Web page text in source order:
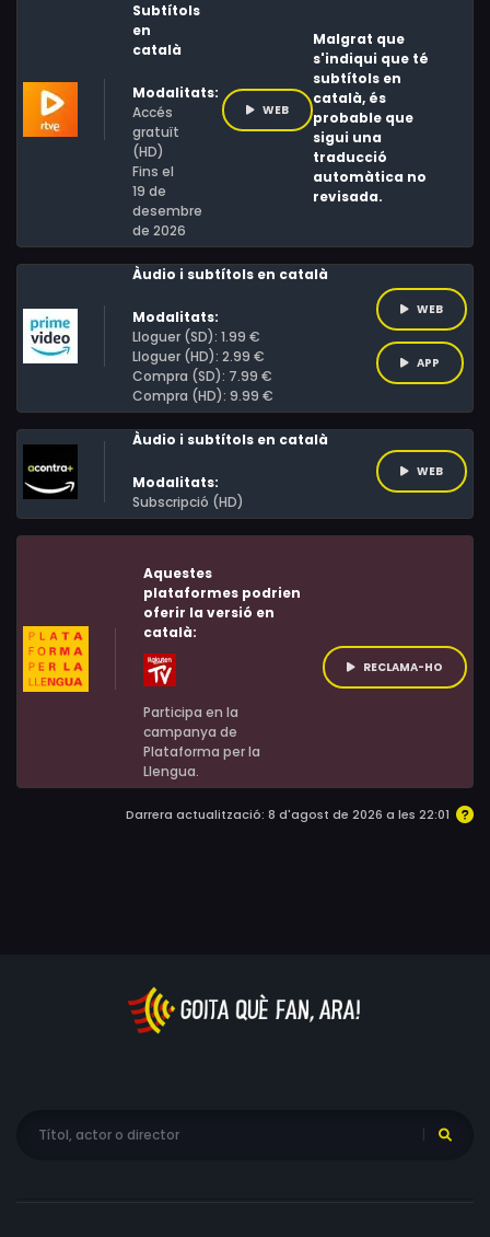
Subtítols
en
català
Modalitats:
Accés
gratuït
(HD)
Fins el
19 de
desembre
de 2026
WEB
Malgrat que
s'indiqui que té
subtítols en
català, és
probable que
sigui una
traducció
automàtica no
revisada.
Àudio i subtítols en català
Modalitats:
Lloguer (SD): 1.99 €
Lloguer (HD): 2.99 €
Compra (SD): 7.99 €
Compra (HD): 9.99 €
WEB
APP
Àudio i subtítols en català
Modalitats:
Subscripció (HD)
WEB
Aquestes
plataformes podrien
oferir la versió en
català:
Participa en la
campanya de
Plataforma per la
Llengua.
RECLAMA-HO
Darrera actualització: 8 d'agost de 2026 a les 22:01